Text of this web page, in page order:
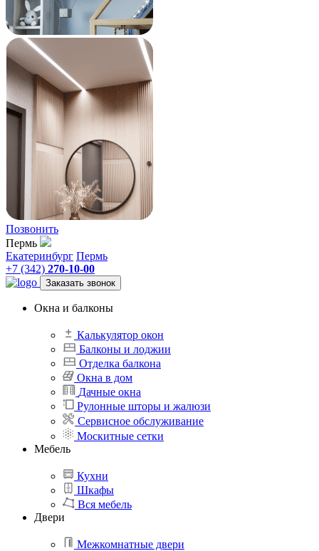
Позвонить
Пермь
Екатеринбург Пермь
+7 (342) 270-10-00
Заказать звонок
Окна и балконы
Калькулятор окон
Балконы и лоджии
Отделка балкона
Окна в дом
Дачные окна
Рулонные шторы и жалюзи
Сервисное обслуживание
Москитные сетки
Мебель
Кухни
Шкафы
Вся мебель
Двери
Межкомнатные двери